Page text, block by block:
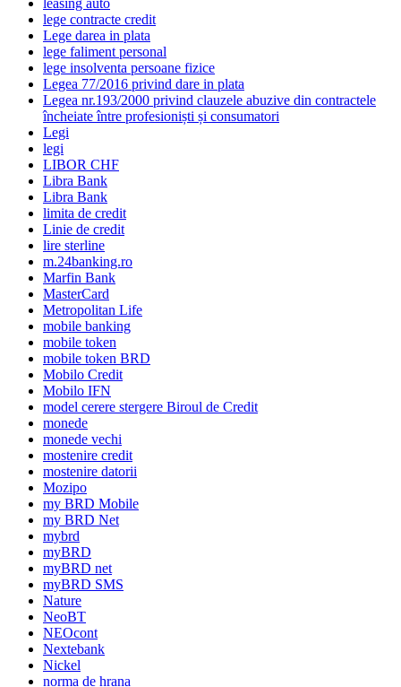
lege contracte credit
Lege darea in plata
lege faliment personal
lege insolventa persoane fizice
Legea 77/2016 privind dare in plata
Legea nr.193/2000 privind clauzele abuzive din contractele
încheiate între profesioniști și consumatori
Legi
legi
LIBOR CHF
Libra Bank
Libra Bank
limita de credit
Linie de credit
lire sterline
m.24banking.ro
Marfin Bank
MasterCard
Metropolitan Life
mobile banking
mobile token
mobile token BRD
Mobilo Credit
Mobilo IFN
model cerere stergere Biroul de Credit
monede
monede vechi
mostenire credit
mostenire datorii
Mozipo
my BRD Mobile
my BRD Net
mybrd
myBRD
myBRD net
myBRD SMS
Nature
NeoBT
NEOcont
Nextebank
Nickel
norma de hrana